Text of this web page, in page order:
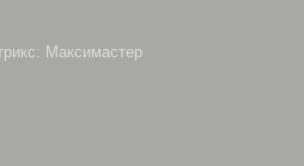
Максимастер